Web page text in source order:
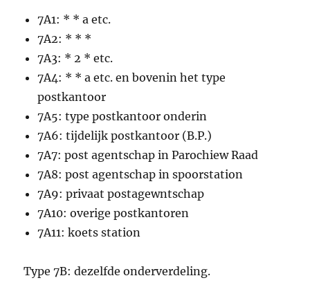
7A1: * * a etc.
7A2: * * *
7A3: * 2 * etc.
7A4: * * a etc. en bovenin het type
postkantoor
7A5: type postkantoor onderin
7A6: tijdelijk postkantoor (B.P.)
7A7: post agentschap in Parochiew Raad
7A8: post agentschap in spoorstation
7A9: privaat postagewntschap
7A10: overige postkantoren
7A11: koets station
Type 7B: dezelfde onderverdeling.